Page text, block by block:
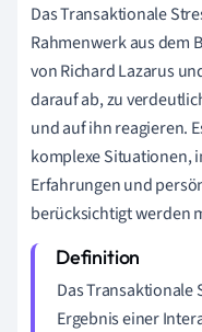
Das Transaktionale
Rahmenwerk aus dem
von Richard Lazarus
darauf ab, zu
und auf ihn reagieren.
komplexe Situationen,
Erfahrungen und
berücksichtigt werden
Das Transaktionale
Ergebnis einer